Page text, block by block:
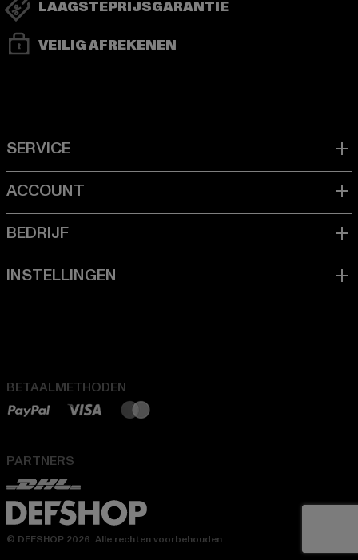
LAAGSTEPRIJSGARANTIE
VEILIG AFREKENEN
BETAALMETHODEN
PARTNERS
© DEFSHOP 2026. Alle rechten voorbehouden